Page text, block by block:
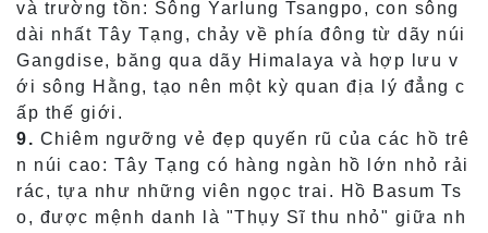
và trường tồn: Sông Yarlung Tsangpo, con sông
dài nhất Tây Tạng, chảy về phía đông từ dãy núi
Gangdise, băng qua dãy Himalaya và hợp lưu v
ới sông Hằng, tạo nên một kỳ quan địa lý đẳng c
ấp thế giới.
9. Chiêm ngưỡng vẻ đẹp quyến rũ của các hồ trê
n núi cao: Tây Tạng có hàng ngàn hồ lớn nhỏ rải
rác, tựa như những viên ngọc trai. Hồ Basum Ts
o, được mệnh danh là "Thụy Sĩ thu nhỏ" giữa nh